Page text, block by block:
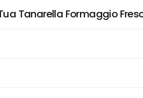
Tanarella Formaggio